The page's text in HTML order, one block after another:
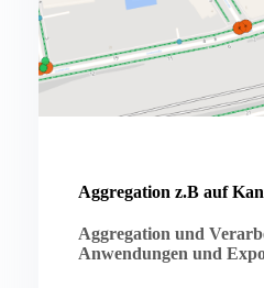
Aggregation z.B auf
Aggregation und
Anwendungen und